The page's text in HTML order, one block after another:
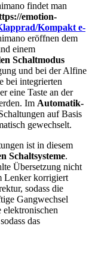
findet man
emotion-
Kompakt e-
eröffnen dem
einem
Schaltmodus
und bei der Alfine
bei integrierten
eine Taste an der
Im Automatik-
auf Basis
gewechselt.
ist in diesem
Schaltsysteme.
Übersetzung nicht
Lenker korrigiert
sodass die
Gangwechsel
das